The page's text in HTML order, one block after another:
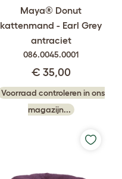
Maya® Donut
kattenmand - Earl Grey
antraciet
086.0045.0001
€ 35,00
Voorraad controleren in ons
magazijn...